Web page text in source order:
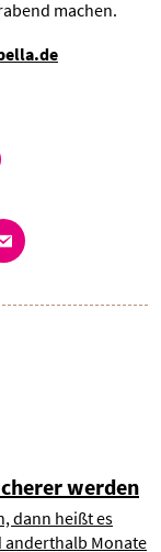
machen.
werden
dann heißt es
anderthalb Monate